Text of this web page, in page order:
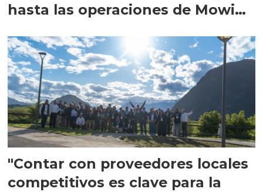
hasta las operaciones de Mowi
"Contar con proveedores locales
competitivos es clave para la